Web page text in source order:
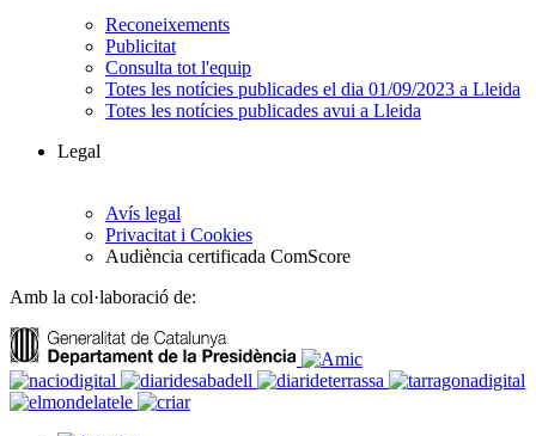
Reconeixements
Publicitat
Consulta tot l'equip
Totes les notícies publicades el dia 01/09/2023 a Lleida
Totes les notícies publicades avui a Lleida
Legal
Avís legal
Privacitat i Cookies
Audiència certificada ComScore
Amb la col·laboració de: